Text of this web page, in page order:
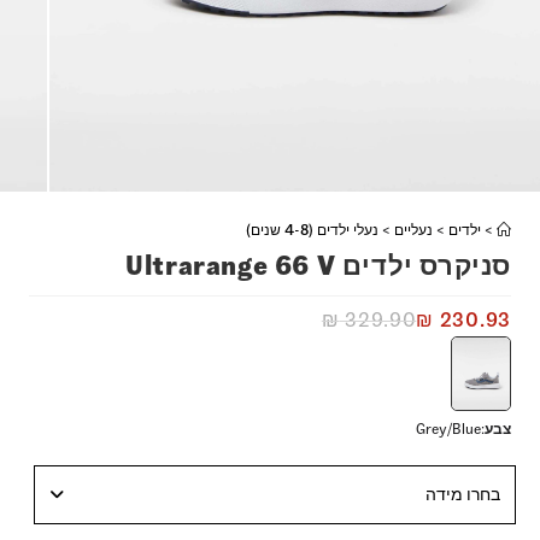
> ילדים > נעליים > נעלי ילדים (4-8 שנים)
סניקרס ילדים Ultrarange 66 V
₪329.90₪ 230.93
צבע:
Grey/Blue
בחרו מידה